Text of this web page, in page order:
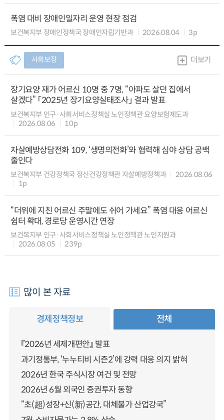
폭염 대비 장애인일자리 운영 현장 점검
보건복지부 장애인정책국 장애인자립기반과 2026.08.04 3p
사회보장 더보기
장기요양 재가 어르신 10명 중 7명, “아파도 살던 집에서
살겠다” 「2025년 장기요양실태조사」 결과 발표
보건복지부 인구·사회서비스정책실 노인정책관 요양보험제도과
2026.08.06
10p
자살예방상담전화 109, ‘생명의전화’와 협력해 심야 상담 공백
줄인다
보건복지부 건강정책국 정신건강정책관 자살예방정책과
2026.08.06
1p
“더위에 지친 어르신 주말에도 쉬어 가세요” 폭염 대응 어르신
쉼터 확대, 경로당 운영시간 연장
보건복지부 인구·사회서비스정책실 노인정책관 노인지원과
2026.08.05
239p
많이 본 자료
경제정책정보 전체
『2026년 세제개편안』 발표
과기정통부, ‘누누티비 시즌2’에 강력 대응 의지 밝혀
2026년 한국 주식시장 여건 및 전망
2026년 6월 외국인 증권투자 동향
“초(超)성장+신(新)공간, 대체불가 산업강국”